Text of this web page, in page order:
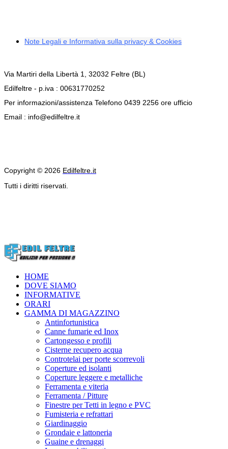
Note Legali e Informativa sulla privacy & Cookies
Via Martiri della Libertà 1, 32032 Feltre (BL)
Edilfeltre - p.iva : 00631770252
Per informazioni/assistenza Telefono 0439 2256 ore ufficio
Email : info@edilfeltre.it
Copyright © 2026 Edilfeltre.it
Tutti i diritti riservati.
HOME
DOVE SIAMO
INFORMATIVE
ORARI
GAMMA DI MAGAZZINO
Antinfortunistica
Canne fumarie ed Inox
Cartongesso e profili
Cisterne recupero acqua
Controtelai per porte scorrevoli
Coperture ed isolanti
Coperture leggere e metalliche
Ferramenta e viteria
Ferramenta / Pitture
Finestre per Tetti in legno e PVC
Fumisteria e refrattari
Giardinaggio
Grondaie e lattoneria
Guaine e drenaggi